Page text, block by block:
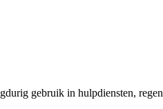
gebruik in hulpdiensten,